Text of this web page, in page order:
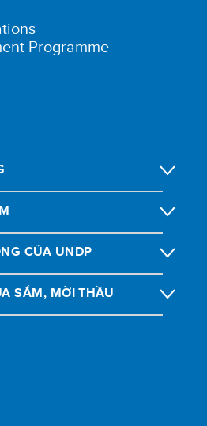
Programme
CỦA UNDP
SẮM, MỜI THẦU